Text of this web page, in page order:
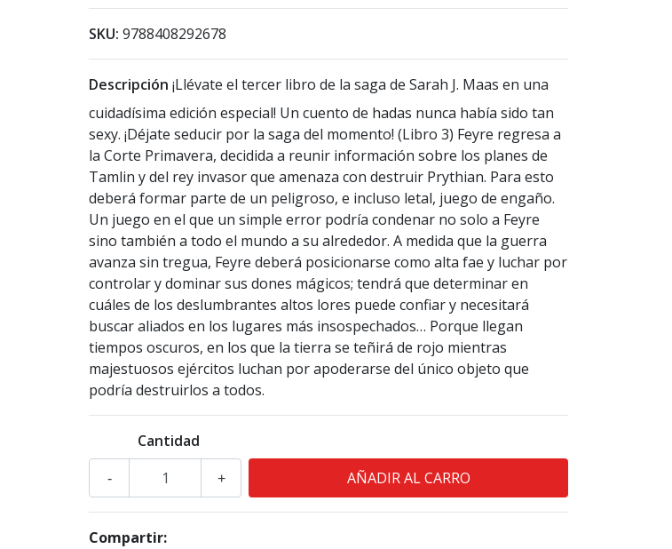
SKU: 9788408292678
Descripción ¡Llévate el tercer libro de la saga de Sarah J. Maas en una
cuidadísima edición especial! Un cuento de hadas nunca había sido tan
sexy. ¡Déjate seducir por la saga del momento! (Libro 3) Feyre regresa a
la Corte Primavera, decidida a reunir información sobre los planes de
Tamlin y del rey invasor que amenaza con destruir Prythian. Para esto
deberá formar parte de un peligroso, e incluso letal, juego de engaño.
Un juego en el que un simple error podría condenar no solo a Feyre
sino también a todo el mundo a su alrededor. A medida que la guerra
avanza sin tregua, Feyre deberá posicionarse como alta fae y luchar por
controlar y dominar sus dones mágicos; tendrá que determinar en
cuáles de los deslumbrantes altos lores puede confiar y necesitará
buscar aliados en los lugares más insospechados… Porque llegan
tiempos oscuros, en los que la tierra se teñirá de rojo mientras
majestuosos ejércitos luchan por apoderarse del único objeto que
podría destruirlos a todos.
Cantidad
+
-
Compartir: